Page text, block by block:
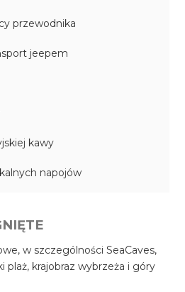
przewodnika
jeepem
kawy
napojów
w szczególności SeaCaves,
plaż, krajobraz wybrzeża i góry